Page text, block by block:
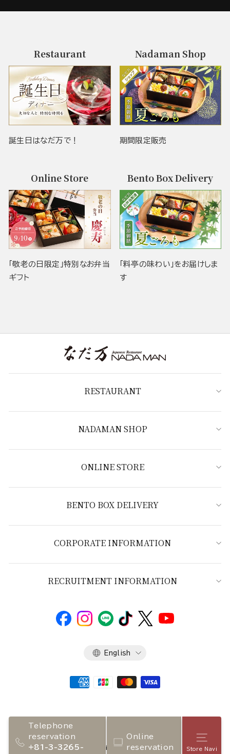
Telephone
reservation
+81-3-3265-
Online
reservation
Store Navi
Restaurant
誕生日はなだ万で！
Nadaman Shop
期間限定販売
Online Store
「敬老の日限定」特別なお弁当
ギフト
Bento Box Delivery
「料亭の味わい」をお届けしま
す
RESTAURANT
NADAMAN SHOP
ONLINE STORE
BENTO BOX DELIVERY
CORPORATE INFORMATION
RECRUITMENT INFORMATION
Language
English
Copyright 2026 NADAMAN inc.